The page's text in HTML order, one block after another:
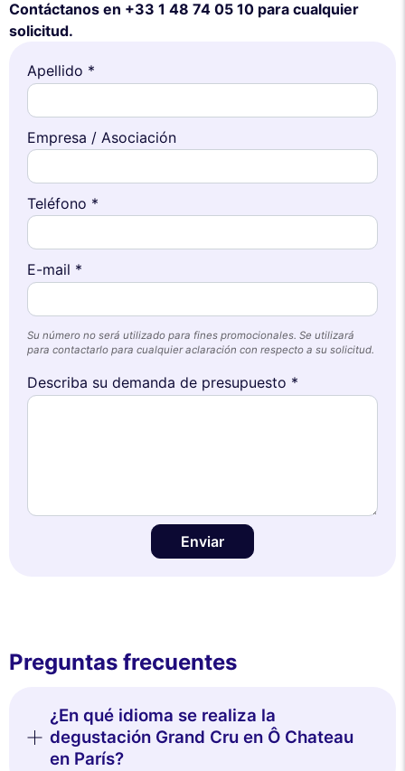
Contáctanos en +33 1 48 74 05 10 para cualquier
solicitud.
Apellido *
Empresa / Asociación
Teléfono *
E-mail *
Su número no será utilizado para fines promocionales. Se utilizará
para contactarlo para cualquier aclaración con respecto a su solicitud.
Describa su demanda de presupuesto *
Enviar
Preguntas frecuentes
¿En qué idioma se realiza la
degustación Grand Cru en Ô Chateau
en París?